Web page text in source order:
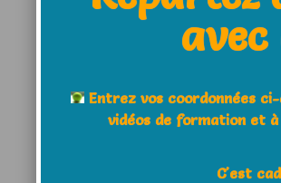
Leave a Comment:
Name *
Entrez vos coordonnées
vidéos de formation et
C'est